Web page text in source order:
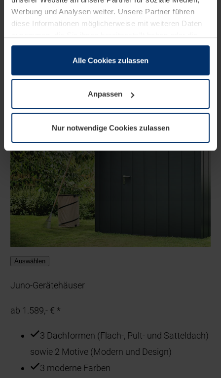
Werbung und Analysen weiter. Unsere Partner führen
diese Informationen möglicherweise mit weiteren Daten
sie im Rahmen Ihrer Nutzung der Dienste gesammelt
wenn diese für den Betrieb dieser Seite unbedingt
notwendig sind. Für alle anderen Cookie-Typen benötigen
wir Ihre Erlaubnis. Ihre Einwilligung können Sie jederzeit
Datenschutzerklärungunserer Website ändern oder
widerrufen.
Alle Cookies zulassen
Anpassen
Nur notwendige Cookies zulassen